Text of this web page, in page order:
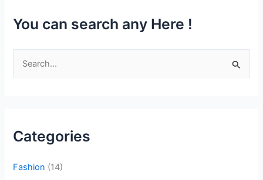
You can search any Here !
h
Categories
Fashion (14)